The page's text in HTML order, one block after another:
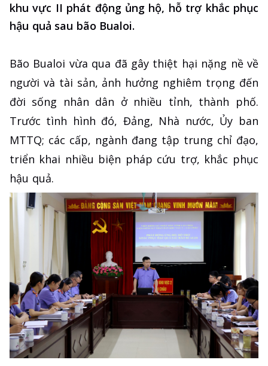
khu vực II phát động ủng hộ, hỗ trợ khắc phục
hậu quả sau bão Bualoi.
Bão Bualoi vừa qua đã gây thiệt hại nặng nề về
người và tài sản, ảnh hưởng nghiêm trọng đến
đời sống nhân dân ở nhiều tỉnh, thành phố.
Trước tình hình đó, Đảng, Nhà nước, Ủy ban
MTTQ; các cấp, ngành đang tập trung chỉ đạo,
triển khai nhiều biện pháp cứu trợ, khắc phục
hậu quả.